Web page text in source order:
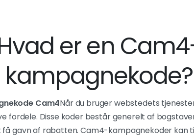
er en
kampagnekode?
Cam4Når du bruger webstedets
fordele. Disse koder består generelt af
gavn af rabatten. Cam4-kampagnekoder kan